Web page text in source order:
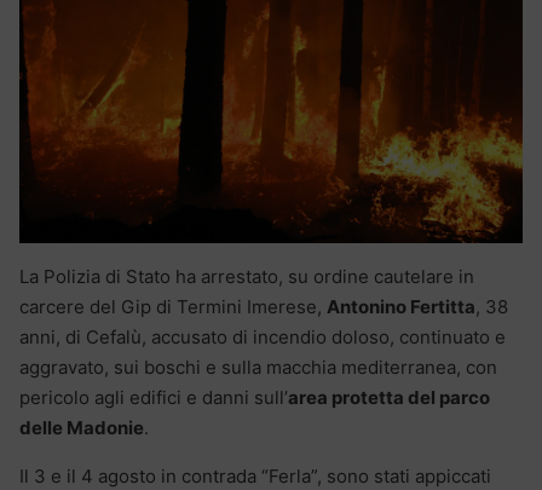
La Polizia di Stato ha arrestato, su ordine cautelare in
carcere del Gip di Termini Imerese, Antonino Fertitta, 38
anni, di Cefalù, accusato di incendio doloso, continuato e
aggravato, sui boschi e sulla macchia mediterranea, con
pericolo agli edifici e danni sull’area protetta del parco
delle Madonie.
Il 3 e il 4 agosto in contrada “Ferla”, sono stati appiccati